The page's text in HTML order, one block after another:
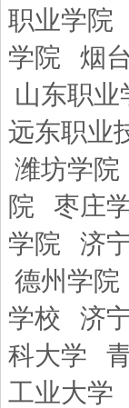
职业学院
学院
烟
山东职业
远东职业
潍坊学院
院
枣庄
学院
济
德州学院
学校
济
科大学
工业大学